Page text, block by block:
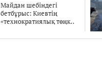
Майдан шебіндегі
бетбұрыс: Киевтің
«технократиялық төңк..